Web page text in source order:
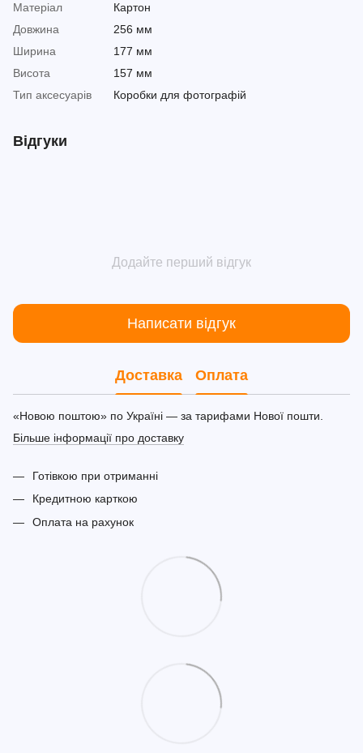
Матеріал
Картон
Довжина
256 мм
Ширина
177 мм
Висота
157 мм
Тип аксесуарів
Коробки для фотографій
Відгуки
Додайте перший відгук
Написати відгук
Доставка Оплата
«Новою поштою» по Україні — за тарифами Нової пошти.
Більше інформації про доставку
Готівкою при отриманні
Кредитною карткою
Оплата на рахунок